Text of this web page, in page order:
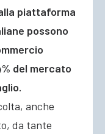
piattaforma
possono
del mercato
anche
da tante